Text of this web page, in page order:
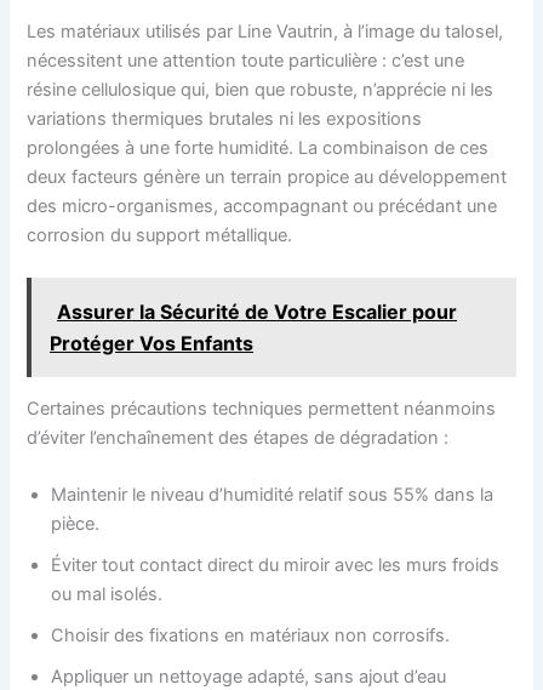
Les matériaux utilisés par Line Vautrin, à l’image du talosel,
nécessitent une attention toute particulière : c’est une
résine cellulosique qui, bien que robuste, n’apprécie ni les
variations thermiques brutales ni les expositions
prolongées à une forte humidité. La combinaison de ces
deux facteurs génère un terrain propice au développement
des micro-organismes, accompagnant ou précédant une
corrosion du support métallique.
Assurer la Sécurité de Votre Escalier pour
Protéger Vos Enfants
Certaines précautions techniques permettent néanmoins
d’éviter l’enchaînement des étapes de dégradation :
Maintenir le niveau d’humidité relatif sous 55% dans la
pièce.
Éviter tout contact direct du miroir avec les murs froids
ou mal isolés.
Choisir des fixations en matériaux non corrosifs.
Appliquer un nettoyage adapté, sans ajout d’eau